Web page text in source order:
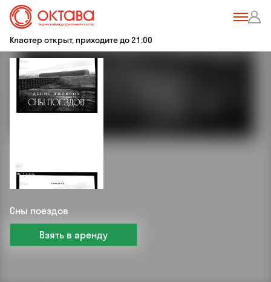
Кластер открыт, приходите до 21:00
Сны поездов
Взять в аренду